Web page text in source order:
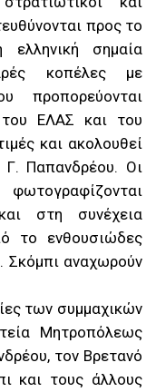
προς το
σημαία
κοπέλες με
προπορεύονται
ΕΛΑΣ και του
και ακολουθεί
Παπανδρέου. Οι
στη συνέχεια
το ενθουσιώδες
Σκόμπι αναχωρούν
των συμμαχικών
Μητροπόλεως
τον Βρετανό
και τους άλλους